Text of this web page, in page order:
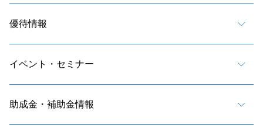
優待情報
イベント・セミナー
助成金・補助金情報